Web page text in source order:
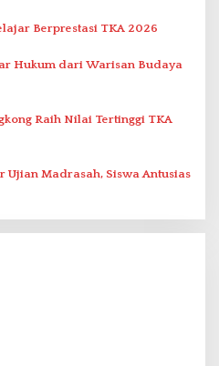
Berprestasi TKA 2026
Hukum dari Warisan Budaya
Raih Nilai Tertinggi TKA
Ujian Madrasah, Siswa Antusias